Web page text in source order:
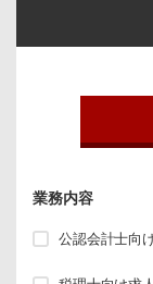
業務内容
公認会計士向